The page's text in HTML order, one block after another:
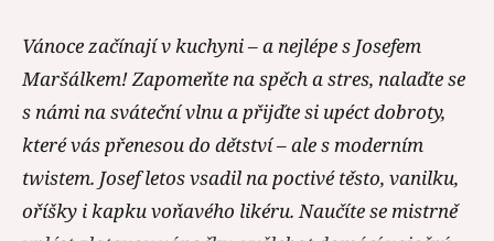
Vánoce začínají v kuchyni – a nejlépe s Josefem
Maršálkem! Zapomeňte na spěch a stres, nalaďte se
s námi na sváteční vlnu a přijďte si upéct dobroty,
které vás přenesou do dětství – ale s moderním
twistem. Josef letos vsadil na poctivé těsto, vanilku,
oříšky i kapku voňavého likéru. Naučíte se mistrně